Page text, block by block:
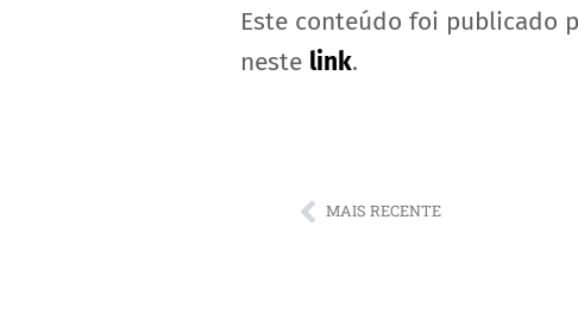
Este conteúdo foi publicado
neste link.
MAIS RECENTE